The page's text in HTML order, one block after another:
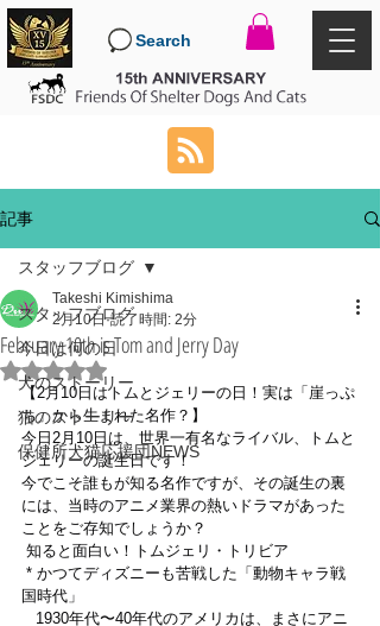
Search
記事
スタッフブログ
今日は何の日
犬のストーリー
猫のストーリー
保健所犬猫応援団NEWS
スタッフブログ
February 10th is Tom and Jerry Day
Takeshi Kimishima
2月10日 読了時間: 2分
5つ星のうちNaNと評価されています。
【2月10日はトムとジェリーの日！実は「崖っぷ
ち」から生まれた名作？】
今日2月10日は、世界一有名なライバル、トムと
ジェリーの誕生日です！
今でこそ誰もが知る名作ですが、その誕生の裏
には、当時のアニメ業界の熱いドラマがあった
ことをご存知でしょうか？
知ると面白い！トムジェリ・トリビア
* かつてディズニーも苦戦した「動物キャラ戦
国時代」
1930年代〜40年代のアメリカは、まさにアニ